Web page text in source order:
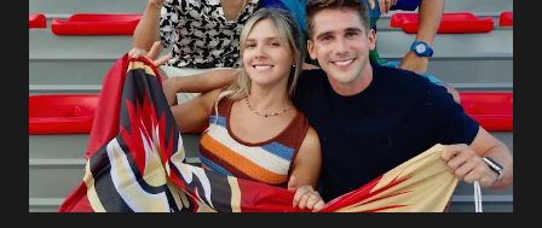
encontro deles, quando conseguir seduzi-lo. Manuel avisa a
Paula sobre a suposta infidelidade de Gabriel com Joana.
Rogerio consegue se livrar de todas as suspeitas pelo
desaparecimento de Francisco, apontando que ele poderia
ter sido vítima da fúria de Gabriel. Artur informa a Gabriel
que a clínica inseminou por engano outra paciente, que está
...